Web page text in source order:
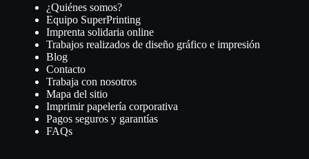
¿Quiénes somos?
Equipo SuperPrinting
Imprenta solidaria online
Trabajos realizados de diseño gráfico e impresión
Blog
Contacto
Trabaja con nosotros
Mapa del sitio
Imprimir papelería corporativa
Pagos seguros y garantías
FAQs